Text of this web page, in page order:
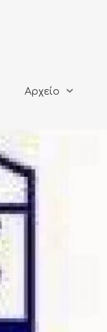
Αρχείο